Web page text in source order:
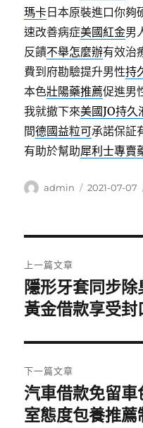
瑪卡 日本原裝進口你夠
速改善病症美國紅金男
反饋不舉怎麼辦有效治
費到府勘驗提升男性持
本色壯陽藥推薦促進男
我就撤下來美國JO持久
間德國益粒可承諾保証
有助於幫助犀利士專賣
作
admin
發
2021-07-07
章
導
覽
上一篇文章
上
一
文
章:
隱形牙套同步
黃金借款享受封
下一篇文章
下
一
汽車借款免留
室態度包養推薦